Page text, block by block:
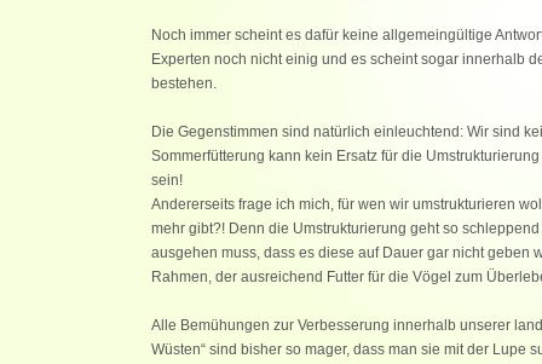
Noch immer scheint es dafür keine allgemeingültige
Experten noch nicht einig und es scheint sogar innerhalb
bestehen.
Die Gegenstimmen sind natürlich einleuchtend: Wir sind
Sommerfütterung kann kein Ersatz für die
sein!
Andererseits frage ich mich, für wen wir umstrukturieren
mehr gibt?! Denn die Umstrukturierung geht so
ausgehen muss, dass es diese auf Dauer gar nicht geben
Rahmen, der ausreichend Futter für die Vögel zum
Alle Bemühungen zur Verbesserung innerhalb unserer
Wüsten“ sind bisher so mager, dass man sie mit der Lupe